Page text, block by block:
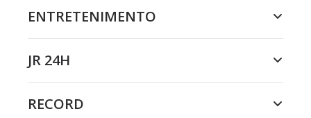
ENTRETENIMENTO
JR 24H
RECORD